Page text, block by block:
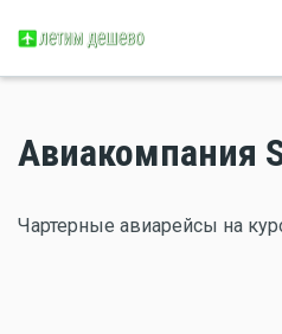
Авиакомпания
Чартерные авиарейсы на